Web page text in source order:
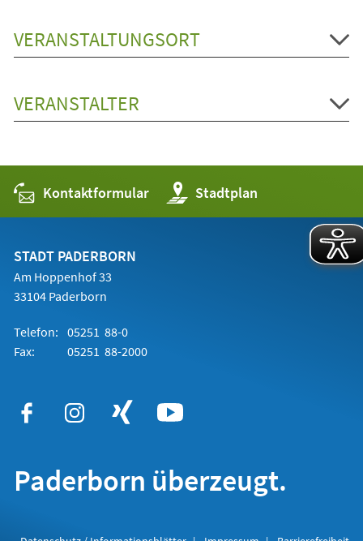
VERANSTALTUNGSORT
VERANSTALTER
Kontaktformular Stadtplan
(Öffnet
in
einem
STADT PADERBORN
Am Hoppenhof 33
33104 Paderborn
Telefon: 05251 88-0
Fax:
05251 88-2000
Paderborn überzeugt.